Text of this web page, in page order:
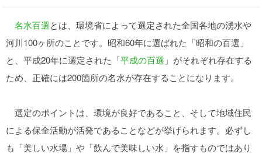
名水百選とは、環境省によって選定された全国各地の湧水や
河川100ヶ所のことです。昭和60年に選ばれた「昭和の百選」
と、平成20年に選定された「平成の百選 」がそれぞれ存在する
ため、正確には200箇所の名水が存在することになります。
選定のポイントは、環境が良好であること、そして地域住民
による保全活動が活発であることなどが挙げられます。必ずし
も「美しい水場」や「飲んで美味しい水」を指すものではあり